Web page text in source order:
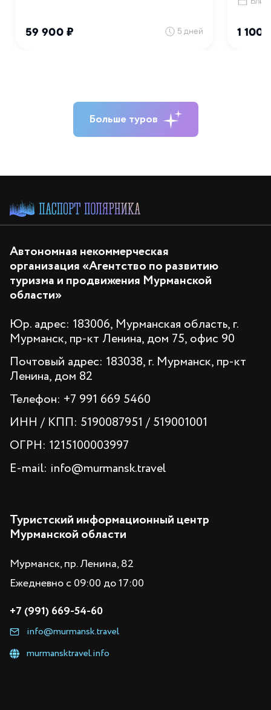
Больше туров
Автономная некоммерческая
организация «Агентство по развитию
туризма и продвижения Мурманской
области»
Юр. адрес: 183006, Мурманская область, г.
Мурманск, пр-кт Ленина, дом 75, офис 90
Почтовый адрес: 183038, г. Мурманск, пр-кт
Ленина, дом 82
Телефон: +7 991 669 5460
ИНН / КПП: 5190087951 / 519001001
ОГРН: 1215100003997
E-mail: info@murmansk.travel
Туристский информационный центр
Мурманской области
Мурманск, пр. Ленина, 82
Ежедневно с 09:00 до 17:00
+7 (991) 669-54-60
info@murmansk.travel
murmansktravel.info